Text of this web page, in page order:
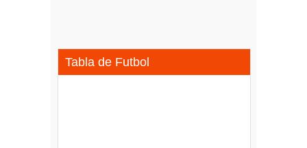
Tabla de Futbol